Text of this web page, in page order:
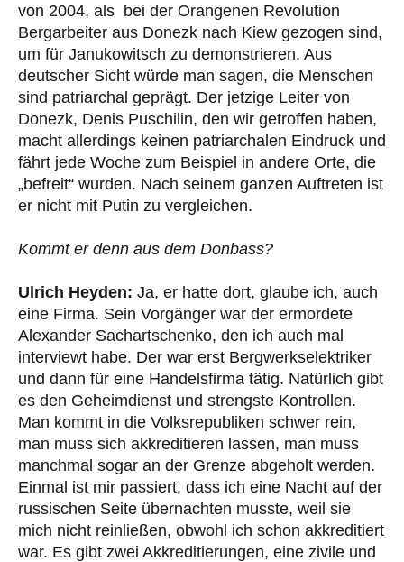
von 2004, als bei der Orangenen Revolution
Bergarbeiter aus Donezk nach Kiew gezogen sind,
um für Janukowitsch zu demonstrieren. Aus
deutscher Sicht würde man sagen, die Menschen
sind patriarchal geprägt. Der jetzige Leiter von
Donezk, Denis Puschilin, den wir getroffen haben,
macht allerdings keinen patriarchalen Eindruck und
fährt jede Woche zum Beispiel in andere Orte, die
„befreit“ wurden. Nach seinem ganzen Auftreten ist
er nicht mit Putin zu vergleichen.
Kommt er denn aus dem Donbass?
Ulrich Heyden: Ja, er hatte dort, glaube ich, auch
eine Firma. Sein Vorgänger war der ermordete
Alexander Sachartschenko, den ich auch mal
interviewt habe. Der war erst Bergwerkselektriker
und dann für eine Handelsfirma tätig. Natürlich gibt
es den Geheimdienst und strengste Kontrollen.
Man kommt in die Volksrepubliken schwer rein,
man muss sich akkreditieren lassen, man muss
manchmal sogar an der Grenze abgeholt werden.
Einmal ist mir passiert, dass ich eine Nacht auf der
russischen Seite übernachten musste, weil sie
mich nicht reinließen, obwohl ich schon akkreditiert
war. Es gibt zwei Akkreditierungen, eine zivile und